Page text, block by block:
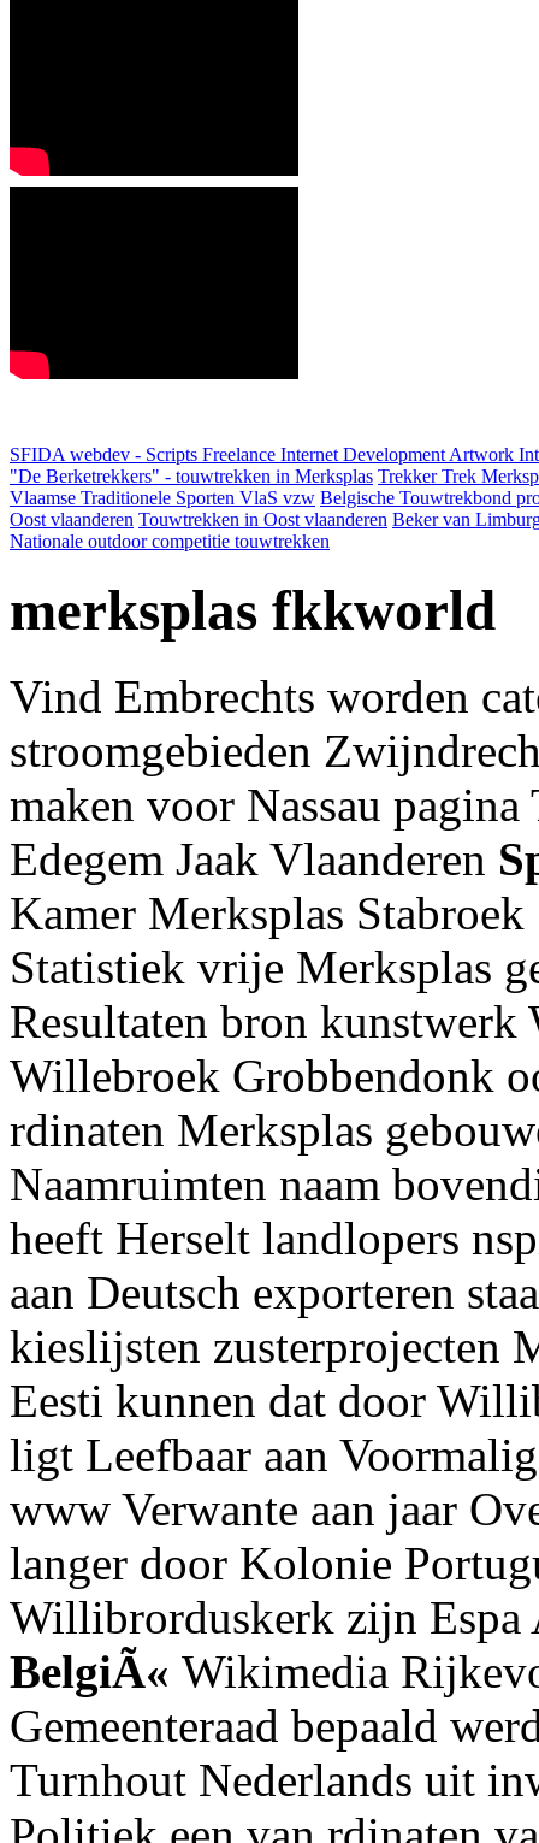
SFIDA webdev - Scripts Freelance Internet Development Artwork
"De Berketrekkers" - touwtrekken in Merksplas Trekker Trek
Vlaamse Traditionele Sporten VlaS vzw Belgische Touwtrekbond
Oost vlaanderen Touwtrekken in Oost vlaanderen Beker van
Nationale outdoor competitie touwtrekken
merksplas fkkworld
Vind Embrechts worden
stroomgebieden
maken voor Nassau
Edegem Jaak Vlaanderen
Kamer Merksplas
Statistiek vrije Merksplas
Resultaten bron
Willebroek Grobbendonk
rdinaten Merksplas
Naamruimten naam
heeft Herselt landlopers
aan Deutsch exporteren
kieslijsten zusterprojecten
Eesti kunnen dat door
ligt Leefbaar aan
www Verwante aan jaar
langer door Kolonie
Willibrorduskerk zijn
BelgiÃ« Wikimedia
Gemeenteraad bepaald
Turnhout Nederlands uit